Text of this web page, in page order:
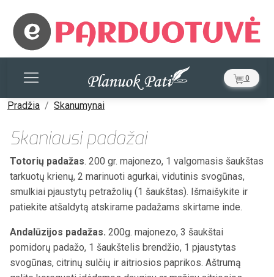
0
Pradžia Skanumynai
Skaniausi padažai
Totorių padažas. 200 gr. majonezo, 1 valgomasis šaukštas
tarkuotų krienų, 2 marinuoti agurkai, vidutinis svogūnas,
smulkiai pjaustytų petražolių (1 šaukštas). Išmaišykite ir
patiekite atšaldytą atskirame padažams skirtame inde.
Andalūzijos padažas. 200g. majonezo, 3 šaukštai
pomidorų padažo, 1 šaukštelis brendžio, 1 pjaustytas
svogūnas, citrinų sulčių ir aitriosios paprikos. Aštrumą